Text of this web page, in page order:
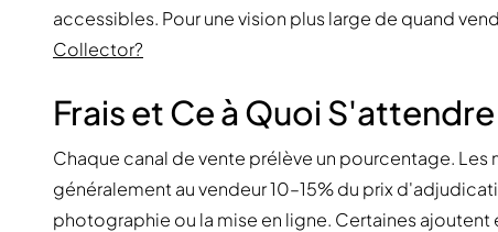
accessibles. Pour une vision plus large de quand
Collector?
Frais et Ce à Quoi S'attendre
Chaque canal de vente prélève un pourcentage.
généralement au vendeur 10–15% du prix
photographie ou la mise en ligne. Certaines